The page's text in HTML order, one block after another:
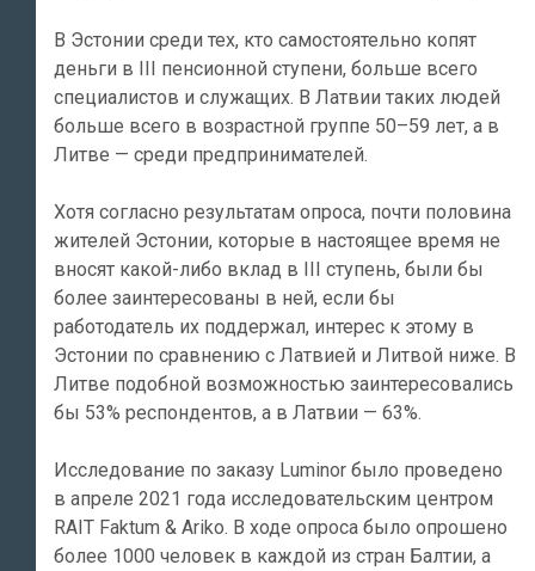
В Эстонии среди тех, кто самостоятельно копят
деньги в III пенсионной ступени, больше всего
специалистов и служащих. В Латвии таких людей
больше всего в возрастной группе 50–59 лет, а в
Литве — среди предпринимателей.
Хотя согласно результатам опроса, почти половина
жителей Эстонии, которые в настоящее время не
вносят какой-либо вклад в III ступень, были бы
более заинтересованы в ней, если бы
работодатель их поддержал, интерес к этому в
Эстонии по сравнению с Латвией и Литвой ниже. В
Литве подобной возможностью заинтересовались
бы 53% респондентов, а в Латвии — 63%.
Исследование по заказу Luminor было проведено
в апреле 2021 года исследовательским центром
RAIT Faktum & Ariko. В ходе опроса было опрошено
более 1000 человек в каждой из стран Балтии, а